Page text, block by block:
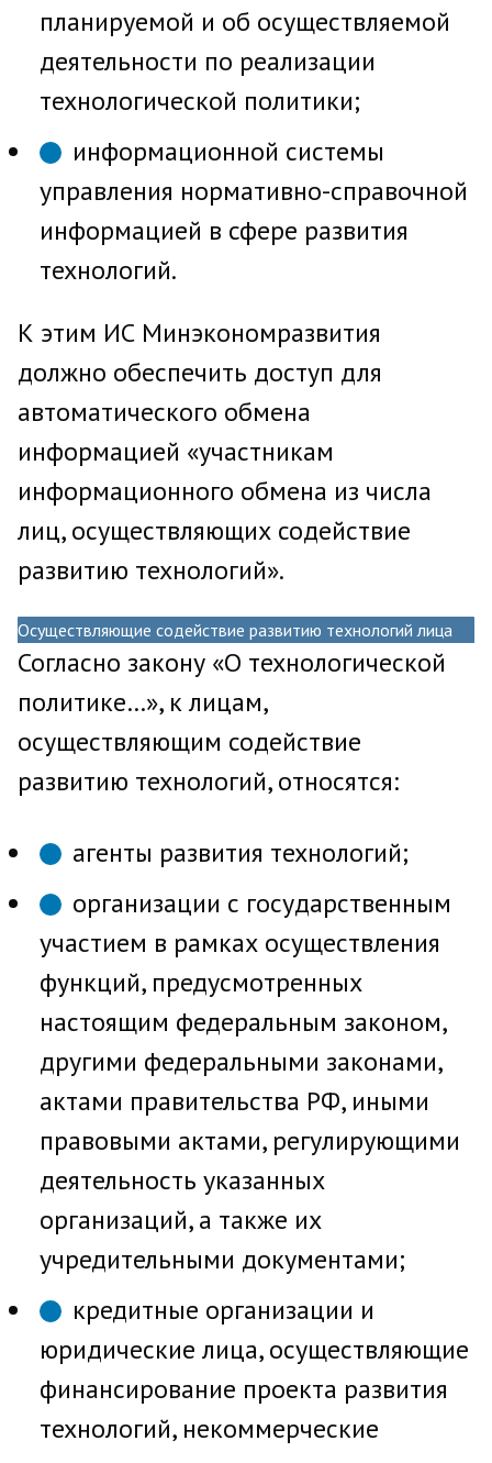
планируемой и об осуществляемой
деятельности по реализации
технологической политики;
информационной системы
управления нормативно-справочной
информацией в сфере развития
технологий.
К этим ИС Минэкономразвития
должно обеспечить доступ для
автоматического обмена
информацией «участникам
информационного обмена из числа
лиц, осуществляющих содействие
развитию технологий».
Осуществляющие содействие развитию технологий лица
Согласно закону «О технологической
политике…», к лицам,
осуществляющим содействие
развитию технологий, относятся:
агенты развития технологий;
организации с государственным
участием в рамках осуществления
функций, предусмотренных
настоящим федеральным законом,
другими федеральными законами,
актами правительства РФ, иными
правовыми актами, регулирующими
деятельность указанных
организаций, а также их
учредительными документами;
кредитные организации и
юридические лица, осуществляющие
финансирование проекта развития
технологий, некоммерческие